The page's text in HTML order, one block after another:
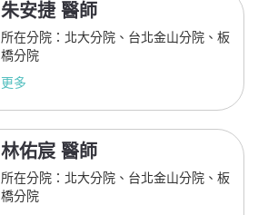
朱安捷 醫師
所在分院：北大分院、台北金山分院、板
橋分院
更多
林佑宸 醫師
所在分院：北大分院、台北金山分院、板
橋分院